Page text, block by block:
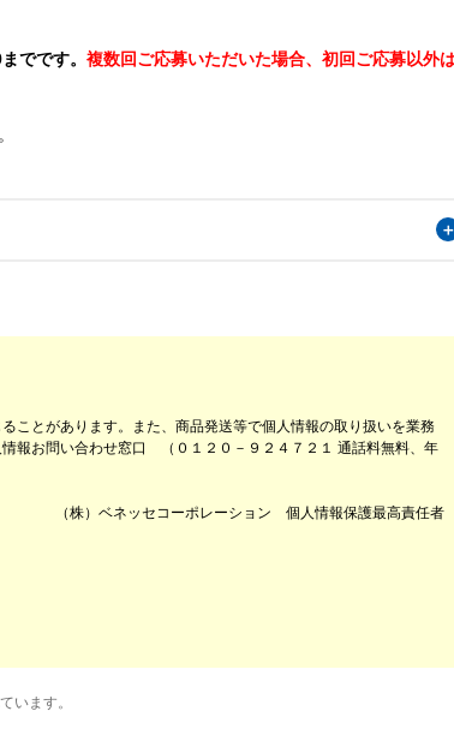
でです。 複数回ご応募いただいた場合、初回ご応募以外
ご回答いたしかねます。ご了承ください。
ださい。
ことがあります。また、商品発送等で個人情報の取り扱いを業務
報お問い合わせ窓口 （０１２０－９２４７２１ 通話料無料、年
（株）ベネッセコーポレーション 個人情報保護最高責任者
います。